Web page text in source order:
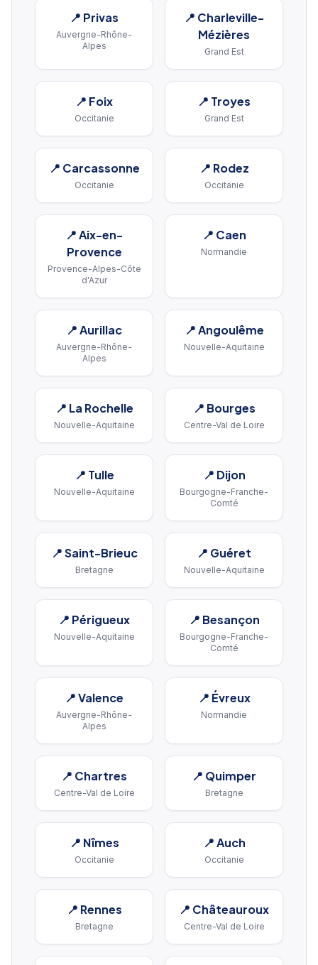
📍 Privas
Auvergne-Rhône-
Alpes
📍 Charleville-
Mézières
Grand Est
📍 Foix
Occitanie
📍 Troyes
Grand Est
📍 Carcassonne
Occitanie
📍 Rodez
Occitanie
📍Aix-en-
Provence
Provence-Alpes-Côte
d'Azur
📍 Caen
Normandie
📍Aurillac
Auvergne-Rhône-
Alpes
📍Angoulême
Nouvelle-Aquitaine
📍 La Rochelle
Nouvelle-Aquitaine
📍 Bourges
Centre-Val de Loire
📍 Tulle
Nouvelle-Aquitaine
📍 Dijon
Bourgogne-Franche-
Comté
📍Saint-Brieuc
Bretagne
📍 Guéret
Nouvelle-Aquitaine
📍 Périgueux
Nouvelle-Aquitaine
📍 Besançon
Bourgogne-Franche-
Comté
📍Valence
Auvergne-Rhône-
Alpes
📍 Évreux
Normandie
📍 Chartres
Centre-Val de Loire
📍 Quimper
Bretagne
📍 Nîmes
Occitanie
📍Auch
Occitanie
📍 Rennes
Bretagne
📍 Châteauroux
Centre-Val de Loire